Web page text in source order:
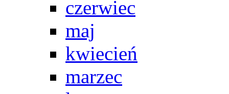
czerwiec
maj
kwiecień
marzec